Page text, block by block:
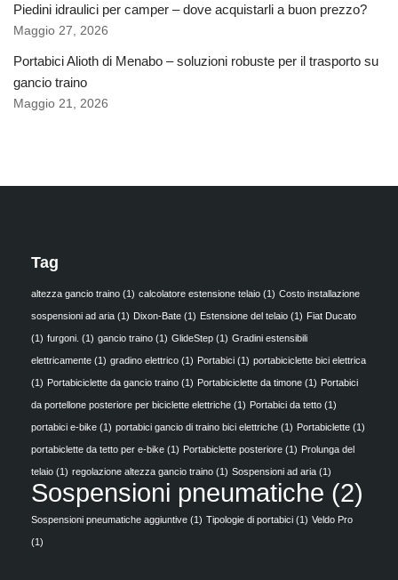
Piedini idraulici per camper – dove acquistarli a buon prezzo?
Maggio 27, 2026
Portabici Alioth di Menabo – soluzioni robuste per il trasporto su
gancio traino
Maggio 21, 2026
Tag
altezza gancio traino (1) calcolatore estensione telaio (1) Costo installazione
sospensioni ad aria (1) Dixon-Bate (1) Estensione del telaio (1) Fiat Ducato
(1) furgoni. (1) gancio traino (1) GlideStep (1) Gradini estensibili
elettricamente (1) gradino elettrico (1) Portabici (1) portabiciclette bici elettrica
(1) Portabiciclette da gancio traino (1) Portabiciclette da timone (1) Portabici
da portellone posteriore per biciclette elettriche (1) Portabici da tetto (1)
portabici e-bike (1) portabici gancio di traino bici elettriche (1) Portabiclette (1)
portabiclette da tetto per e-bike (1) Portabiclette posteriore (1) Prolunga del
telaio (1) regolazione altezza gancio traino (1) Sospensioni ad aria (1)
Sospensioni pneumatiche (2)
Sospensioni pneumatiche aggiuntive (1) Tipologie di portabici (1) Veldo Pro
(1)